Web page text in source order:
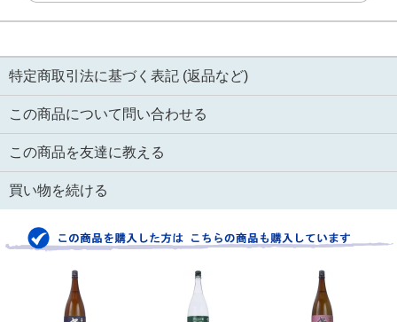
特定商取引法に基づく表記 (返品など)
この商品について問い合わせる
この商品を友達に教える
買い物を続ける